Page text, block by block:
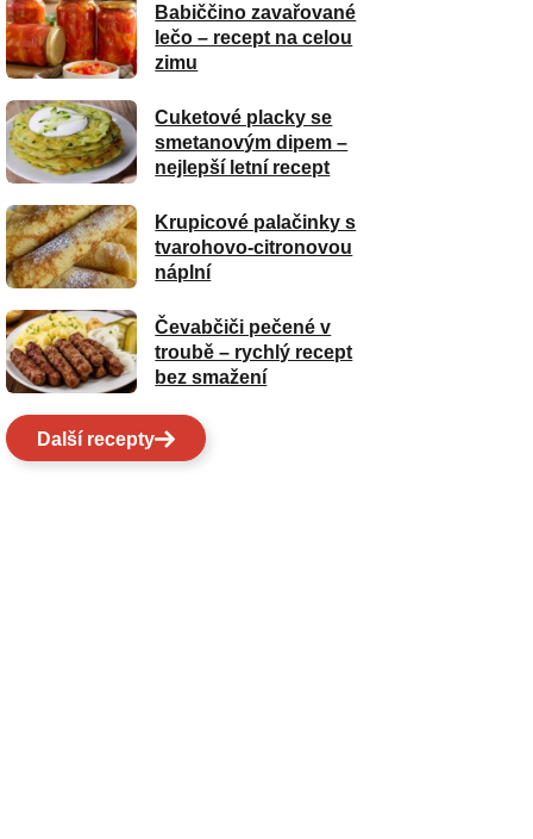
Babiččino zavařované
lečo – recept na celou
zimu
Cuketové placky se
smetanovým dipem –
nejlepší letní recept
Krupicové palačinky s
tvarohovo-citronovou
náplní
Čevabčiči pečené v
troubě – rychlý recept
bez smažení
Další recepty